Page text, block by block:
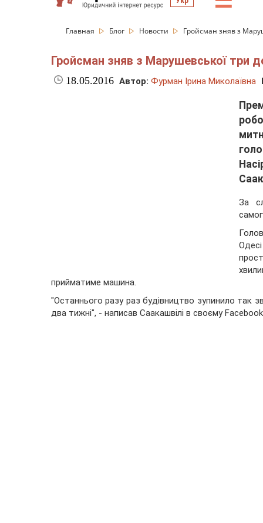
Главная Блог Новости Гройсман зняв з
Гройсман зняв з Марушевської три
18.05.2016 Автор: Фурман Ірина Миколаївна
За
прийматиме машина.
"Останнього разу раз будівництво зупинило так
два тижні", - написав Саакашвілі в своєму